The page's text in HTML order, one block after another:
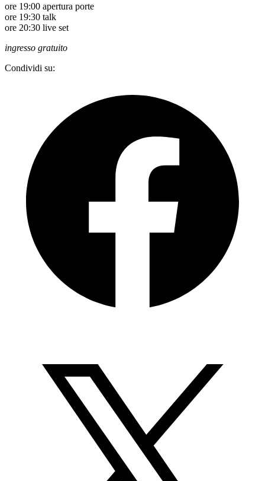
ore 19:00 apertura porte
ore 19:30 talk
ore 20:30 live set
ingresso gratuito
Condividi su: